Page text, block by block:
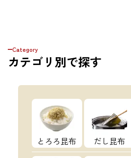
Category
カテゴリ 別で探す
とろろ昆布 だし昆布